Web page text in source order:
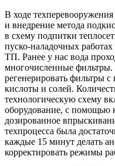
В ходе
и внедрение метода
в схему подпитки
пуско-наладочных
ТП. Ранее у нас вода
многочисленные
регенерировать фильтры
кислоты и солей.
технологическую схему
оборудование, с помощью
дозированное
техпроцесса была
каждые 15 минут делать
корректировать режимы